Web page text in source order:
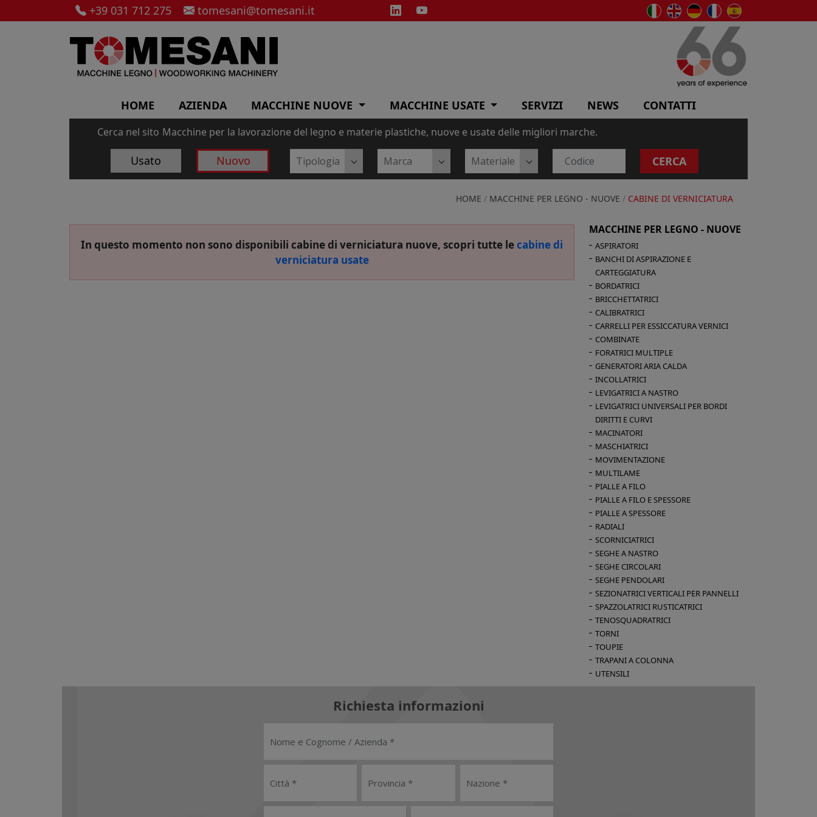
+39 031 712 275 tomesani@tomesani.it
HOME AZIENDA MACCHINE NUOVE MACCHINE USATE SERVIZI NEWS CONTATTI
Cerca nel sito Macchine per la lavorazione del legno e materie plastiche, nuove e usate delle migliori marche.
Usato Nuovo CERCA
HOME / MACCHINE PER LEGNO - NUOVE / CABINE DI VERNICIATURA
In questo momento non sono disponibili cabine di verniciatura nuove, scopri tutte lecabine di
verniciatura usate
MACCHINE PER LEGNO - NUOVE
ASPIRATORI
BANCHI DI ASPIRAZIONE E
CARTEGGIATURA
BORDATRICI
BRICCHETTATRICI
CALIBRATRICI
CARRELLI PER ESSICCATURA VERNICI
COMBINATE
FORATRICI MULTIPLE
GENERATORI ARIA CALDA
INCOLLATRICI
LEVIGATRICI A NASTRO
LEVIGATRICI UNIVERSALI PER BORDI
DIRITTI E CURVI
MACINATORI
MASCHIATRICI
MOVIMENTAZIONE
MULTILAME
PIALLE A FILO
PIALLE A FILO E SPESSORE
PIALLE A SPESSORE
RADIALI
SCORNICIATRICI
SEGHE A NASTRO
SEGHE CIRCOLARI
SEGHE PENDOLARI
SEZIONATRICI VERTICALI PER PANNELLI
SPAZZOLATRICI RUSTICATRICI
TENOSQUADRATRICI
TORNI
TOUPIE
TRAPANI A COLONNA
UTENSILI
Richiesta informazioni